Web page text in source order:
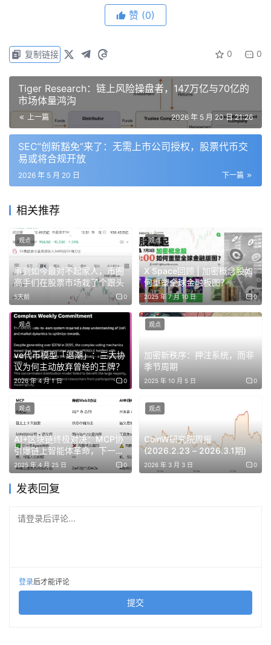
率突破 5% 主要由期限溢价驱动，而稳定币正在悄悄成为美
21 万亿美元，稳定币集中买入短期美债实质上压低了美国
此外，节目对 CLARITY 法案的卡点判断、对 OpenAI 诉讼
案后 AI 价值在哪一层捕获的分歧都值得关注。
精华语录
「这本质上是一次流动性超新星事件。作为链上最主导
的永续合约平台，它使用的抵押资产也会被辐射到整个
链上经济。」
「八九个月前那次治理投票选了一个不同的参考资产。
但随着平台的成长和成熟，它们也需要与更传统的机构
打交道，使用高质量、机构级的抵押资产是其中关键的
一部分。」
「任何能截留 TVL 的地方——交易所也好，预测市场
也好——都会想办法把这笔浮动利率变现，凭什么要把
这个钱让给第三方？」
「对 Coinbase 和 Circle 来说，这是把一个新兴竞争
对手中和掉了的战略动作。Coinbase 作为抵押品管理
方，把自己安插在这个新基础设施的关键节点上。」
稳定币的多重属性
「关于稳定币到底是交换媒介还是价值储存，我们看到
它可以同时是多种东西。在支付场景里它是交换媒介，
在这个场景里它是资本流动性和抵押品流动性的载体。
越重要。」
OpenAI 案件与 AI 价值捕获
赞 (0)
0 0
复制链接
Tiger Research：链上风险操盘者，147万亿与70亿的
市场体量鸿沟
上一篇 2026 年 5 月 20 日 21:26
SEC”创新豁免”来了：无需上市公司授权，股票代币交
易或将合规开放
下一篇
2026 年 5 月 20 日
相关推荐
事到如今最对不起家人，币圈
高手们在股票市场栽了个跟头
5天前 0
观点
X Space回顾 | 加密概念股如
何重塑全球金融板图？
2025 年 7 月 10 日 0
观点
ve代币模型「退潮」：三大协
议为何主动放弃曾经的王牌？
2026 年 4 月 1 日 0
观点
加密新秩序：押注系统，而非
季节周期
2025 年 10 月 5 日 0
观点
AI+区块链终极对决：MCP协
引爆链上智能体革命，下一个
万亿赛道诞生？
2025 年 4 月 25 日 0
观点
CoinW研究院周报
(2026.2.23 – 2026.3.1期)
2026 年 3 月 3 日 0
观点
发表回复
请登录后评论...
登录后才能评论
提交